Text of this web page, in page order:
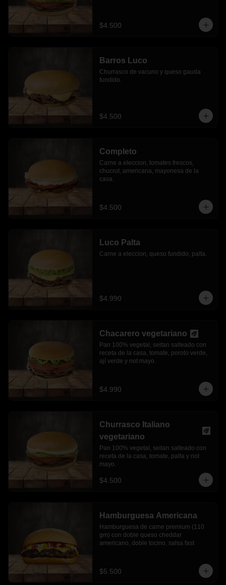
$4.500
Barros Luco
Churrasco de vacuno y queso gauda
fundido.
$4.500
Completo
Carne a eleccion, tomates frescos,
chucrut, americana, mayonesa de la
casa.
$4.500
Luco Palta
Carne a eleccion, queso fundido, palta.
$4.990
Chacarero vegetariano
Pan 100% vegetal, seitan salteado con
receta de la casa, tomate, poroto verde,
ají verde y not mayo.
$4.990
Churrasco Italiano
vegetariano
Pan 100% vegetal, seitan salteado con
receta de la casa, tomate, palta y not
mayo.
$4.500
Hamburguesa Americana
Hamburguesa de carne premium (110
gm) con doble queso cheddar
americano, doble tocino, salsa fast
$5.500